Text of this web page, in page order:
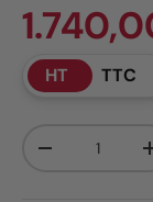
HT TTC
Diminuer la